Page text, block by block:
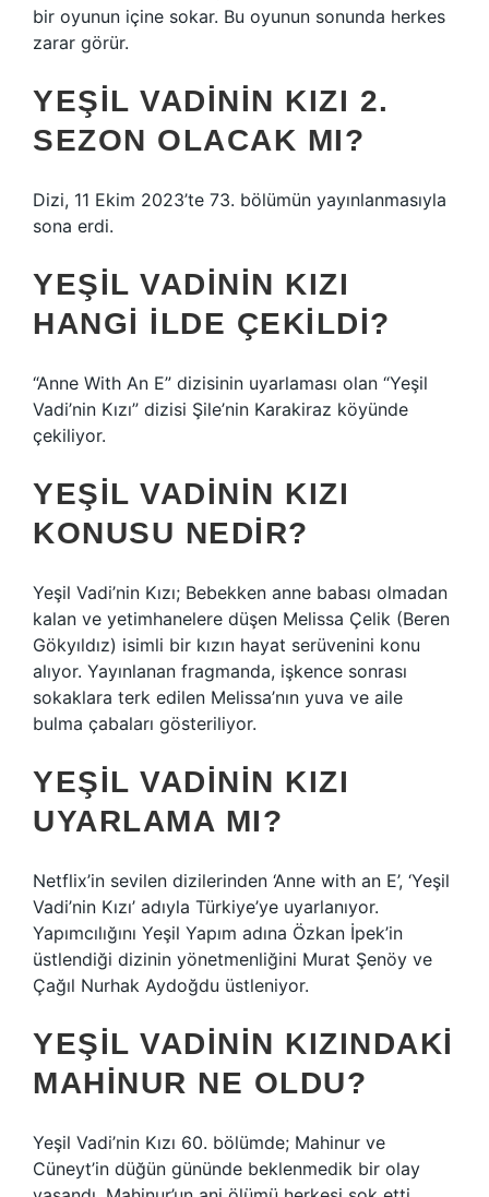
bir oyunun içine sokar. Bu oyunun sonunda herkes
zarar görür.
YEŞIL VADININ KIZI 2.
SEZON OLACAK MI?
Dizi, 11 Ekim 2023’te 73. bölümün yayınlanmasıyla
sona erdi.
YEŞIL VADININ KIZI
HANGI ILDE ÇEKILDI?
“Anne With An E” dizisinin uyarlaması olan “Yeşil
Vadi’nin Kızı” dizisi Şile’nin Karakiraz köyünde
çekiliyor.
YEŞIL VADININ KIZI
KONUSU NEDIR?
Yeşil Vadi’nin Kızı; Bebekken anne babası olmadan
kalan ve yetimhanelere düşen Melissa Çelik (Beren
Gökyıldız) isimli bir kızın hayat serüvenini konu
alıyor. Yayınlanan fragmanda, işkence sonrası
sokaklara terk edilen Melissa’nın yuva ve aile
bulma çabaları gösteriliyor.
YEŞIL VADININ KIZI
UYARLAMA MI?
Netflix’in sevilen dizilerinden ‘Anne with an E’, ‘Yeşil
Vadi’nin Kızı’ adıyla Türkiye’ye uyarlanıyor.
Yapımcılığını Yeşil Yapım adına Özkan İpek’in
üstlendiği dizinin yönetmenliğini Murat Şenöy ve
Çağıl Nurhak Aydoğdu üstleniyor.
YEŞIL VADININ KIZINDAKI
MAHINUR NE OLDU?
Yeşil Vadi’nin Kızı 60. bölümde; Mahinur ve
Cüneyt’in düğün gününde beklenmedik bir olay